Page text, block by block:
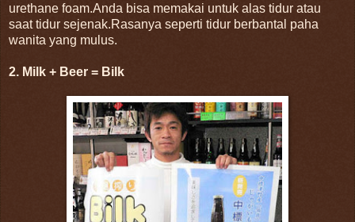
urethane foam.Anda bisa memakai untuk alas tidur atau
saat tidur sejenak.Rasanya seperti tidur berbantal paha
wanita yang mulus.
2. Milk + Beer = Bilk